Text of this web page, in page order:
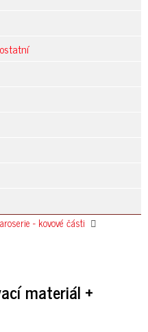
- kovové části
materiál +